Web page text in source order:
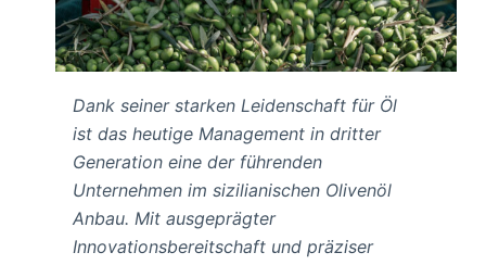
Dank seiner starken Leidenschaft für Öl
ist das heutige Management in dritter
Generation eine der führenden
Unternehmen im sizilianischen Olivenöl
Anbau. Mit ausgeprägter
Innovationsbereitschaft und präziser